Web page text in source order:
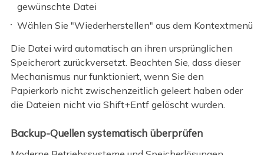
gewünschte Datei
Wählen Sie "Wiederherstellen" aus dem Kontextmenü
Die Datei wird automatisch an ihren ursprünglichen
Speicherort zurückversetzt. Beachten Sie, dass dieser
Mechanismus nur funktioniert, wenn Sie den
Papierkorb nicht zwischenzeitlich geleert haben oder
die Dateien nicht via Shift+Entf gelöscht wurden.
Backup-Quellen systematisch überprüfen